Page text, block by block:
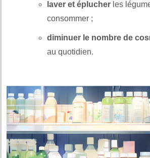
laver et éplucher les
consommer ;
diminuer le nombre de
au quotidien.